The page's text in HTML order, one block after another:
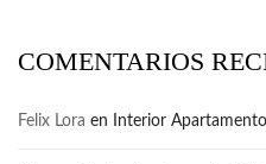
COMENTARIOS
Felix Lora en Interior